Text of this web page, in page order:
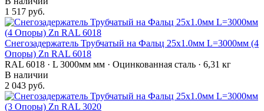
1 517 руб.
Снегозадержатель Трубчатый на Фальц 25х1.0мм L=3000мм (4
Опоры) Zn RAL 6018
RAL 6018 · L 3000мм мм · Оцинкованная сталь · 6,31 кг
В наличии
2 043 руб.